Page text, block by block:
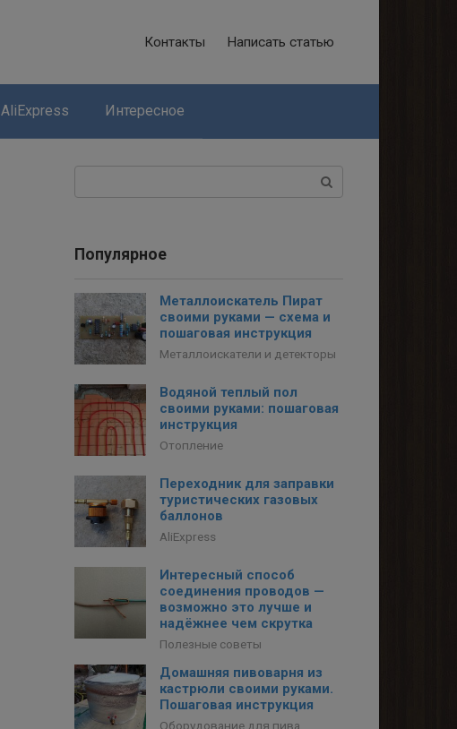
Контакты Написать статью
AliExpress Интересное
Популярное
Металлоискатель Пират
своими руками — схема и
пошаговая инструкция
Металлоискатели и детекторы
Водяной теплый пол
своими руками: пошаговая
инструкция
Отопление
Переходник для заправки
туристических газовых
баллонов
AliExpress
Интересный способ
соединения проводов —
возможно это лучше и
надёжнее чем скрутка
Полезные советы
Домашняя пивоварня из
кастрюли своими руками.
Пошаговая инструкция
Оборудование для пива